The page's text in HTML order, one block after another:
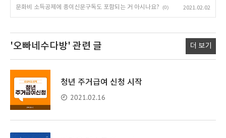
문화비 소득공제에 종이신문구독도 포함되는 거 아시나요?
(0) 2021.02.02
'오빠네수다방' 관련 글 더 보기
청년 주거급여 신청 시작
2021.02.16